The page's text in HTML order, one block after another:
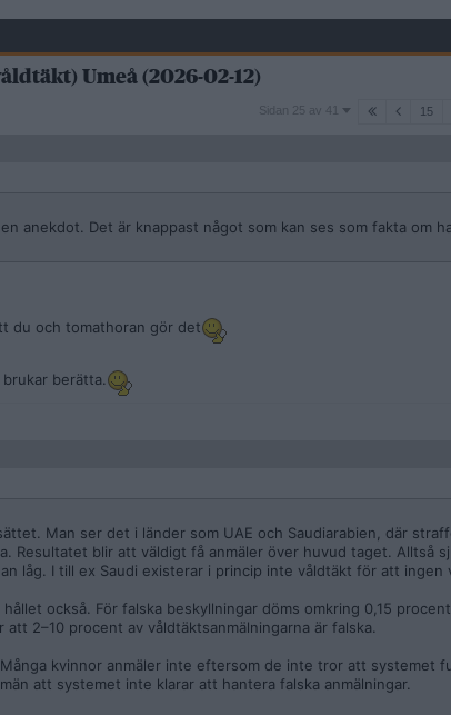
Umeå (2026-02-12)
Sidan
Sidan 25 av 41 15
anekdot. Det är knappast något som kan ses som fakta om
du och tomathoran gör det
berätta.
Man ser det i länder som UAE och Saudiarabien, där
Resultatet blir att väldigt få anmäler över huvud taget. Alltså
låg. I till ex Saudi existerar i princip inte våldtäkt för att ingen
också. För falska beskyllningar döms omkring 0,15
2–10 procent av våldtäktsanmälningarna är falska.
kvinnor anmäler inte eftersom de inte tror att systemet
att systemet inte klarar att hantera falska anmälningar.